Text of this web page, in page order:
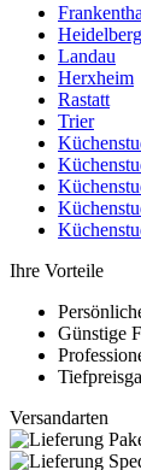
Heidelberg
Landau
Herxheim
Rastatt
Trier
Ihre Vorteile
Günstige
Versandarten